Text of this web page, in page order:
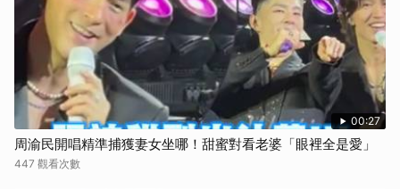
00:27
周渝民開唱精準捕獲妻女坐哪！甜蜜對看老婆「眼裡全是愛」
447 觀看次數